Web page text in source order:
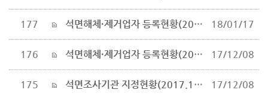
177 석면해체·제거업자 등록현황(2018.1.4. 기준) 18/01/17
176 석면해체·제거업자 등록현황(2017.11.28. 기준) 17/12/08
175 석면조사기관 지정현황(2017.11.28.기준) 17/12/08